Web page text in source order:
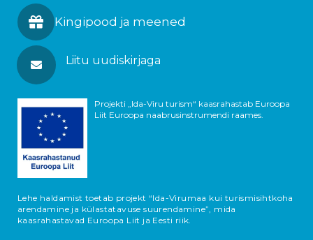
Kingipood ja meened
Liitu uudiskirjaga
Projekti „Ida-Viru turism“ kaasrahastab Euroopa
Liit Euroopa naabrusinstrumendi raames.
Lehe haldamist toetab projekt “Ida-Virumaa kui turismisihtkoha
arendamine ja külastatavuse suurendamine”, mida
kaasrahastavad Euroopa Liit ja Eesti riik.